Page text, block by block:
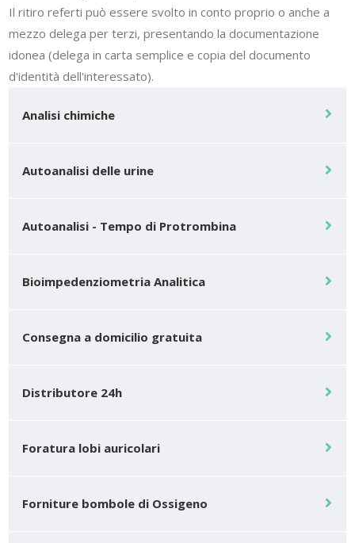
Il ritiro referti può essere svolto in conto proprio o anche a
mezzo delega per terzi, presentando la documentazione
idonea (delega in carta semplice e copia del documento
d'identità dell'interessato).
Analisi chimiche
Autoanalisi delle urine
Autoanalisi - Tempo di Protrombina
Bioimpedenziometria Analitica
Consegna a domicilio gratuita
Distributore 24h
Foratura lobi auricolari
Forniture bombole di Ossigeno